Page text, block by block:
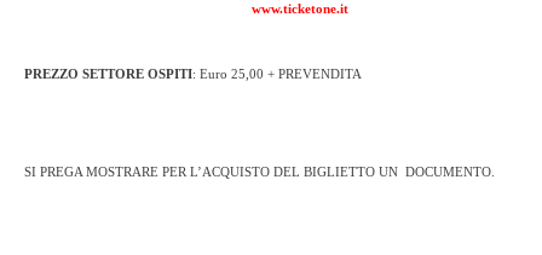
www.ticketone.it
PREZZO SETTORE OSPITI: Euro 25,00 + PREVENDITA
SI PREGA MOSTRARE PER L’ACQUISTO DEL BIGLIETTO UN DOCUMENTO.